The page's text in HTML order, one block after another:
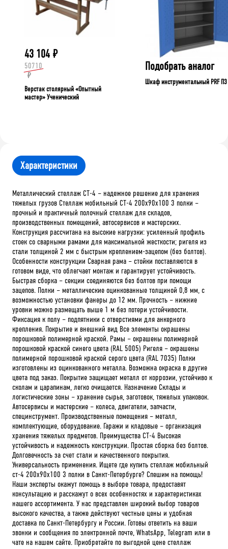
43 104 ₽
50710
₽
Верстак столярный «Опытный
мастер» Ученический
Подобрать аналог
Шкаф инструментальный PRF П3
Характеристики
Металлический стеллаж СТ-4 – надежное решение для хранения
тяжелых грузов Стеллаж мобильный СТ-4 200x90x100 3 полки –
прочный и практичный полочный стеллаж для складов,
производственных помещений, автосервисов и мастерских.
Конструкция рассчитана на высокие нагрузки: усиленный профиль
стоек со сварными рамами для максимальной жесткости; ригеля из
стали толщиной 2 мм с быстрым креплением-зацепом (без болтов).
Особенности конструкции Сварная рама – стойки поставляются в
готовом виде, что облегчает монтаж и гарантирует устойчивость.
Быстрая сборка – секции соединяются без болтов при помощи
зацепов. Полки – металлические оцинкованные толщиной 0,8 мм, с
возможностью установки фанеры до 12 мм. Прочность – нижние
уровни можно размещать выше 1 м без потери устойчивости.
Фиксация к полу – подпятники с отверстиями для анкерного
крепления. Покрытие и внешний вид Все элементы окрашены
порошковой полимерной краской. Рамы – окрашены полимерной
порошковой краской синего цвета (RAL 5005) Ригеля – окрашены
полимерной порошковой краской серого цвета (RAL 7035) Полки
изготовлены из оцинкованного металла. Возможна окраска в другие
цвета под заказ. Покрытие защищает металл от коррозии, устойчиво к
сколам и царапинам, легко очищается. Назначение Склады и
логистические зоны – хранение сырья, заготовок, тяжелых упаковок.
Автосервисы и мастерские – колеса, двигатели, запчасти,
специнструмент. Производственные помещения – металл,
комплектующие, оборудование. Гаражи и кладовые – организация
хранения тяжелых предметов. Преимущества СТ-4 Высокая
устойчивость и надежность конструкции. Простая сборка без болтов.
Долговечность за счет стали и качественного покрытия.
Универсальность применения. Ищете где купить стеллаж мобильный
ст-4 200x90x100 3 полки в Санкт-Петербурге? Спешим на помощь!
Наши эксперты окажут помощь в выборе товара, предоставят
консультацию и расскажут о всех особенностях и характеристиках
нашего ассортимента. У нас представлен широкий выбор товаров
высокого качества, а также действуют честные цены и удобная
доставка по Санкт-Петербургу и России. Готовы ответить на ваши
звонки и сообщения по электронной почте, WhatsApp, Telegram или в
чате на нашем сайте. Приобретайте по выгодной цене стеллаж